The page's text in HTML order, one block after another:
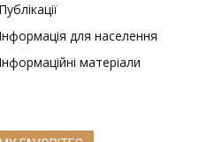
Публікації
Інформація для населення
Інформаційні матеріали